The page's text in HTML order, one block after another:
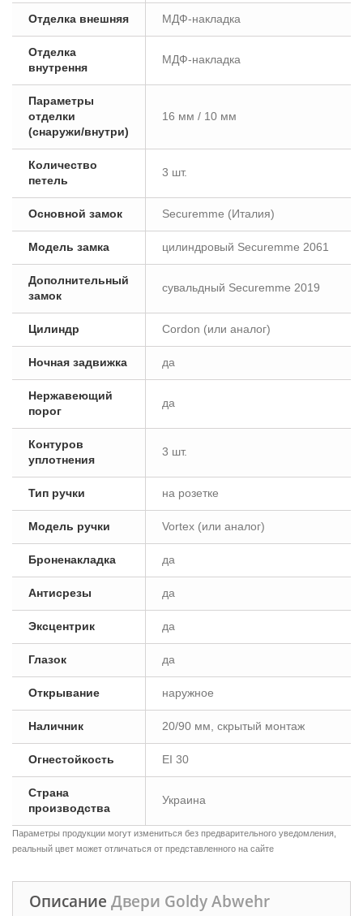
Отделка внешняя МДФ-накладка
Отделка
внутрення
МДФ-накладка
Параметры
отделки
(снаружи/внутри)
16 мм / 10 мм
Количество
петель
3 шт.
Основной замок Securemme (Италия)
Модель замка цилиндровый Securemme 2061
Дополнительный
замок
сувальдный Securemme 2019
Цилиндр Cordon (или аналог)
Ночная задвижка да
Нержавеющий
порог
да
Контуров
уплотнения
3 шт.
Тип ручки на розетке
Модель ручки Vortex (или аналог)
Броненакладка да
Антисрезы да
Эксцентрик да
Глазок да
Открывание наружное
Наличник 20/90 мм, скрытый монтаж
Огнестойкость EI 30
Страна
производства
Украина
Параметры продукции могут измениться без предварительного уведомления,
реальный цвет может отличаться от представленного на сайте
Описание Двери Goldy Abwehr